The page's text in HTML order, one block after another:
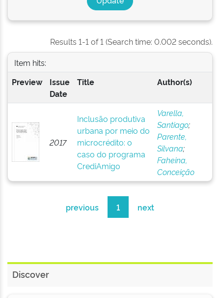
Results 1-1 of 1 (Search time: 0.002 seconds).
Item hits:
Preview
Issue
Date
Title Author(s)
2017
Inclusão produtiva
urbana por meio do
microcrédito: o
caso do programa
CrediAmigo
Varella,
Santiago;
Parente,
Silvana;
Faheina,
Conceição
previous 1 next
Discover